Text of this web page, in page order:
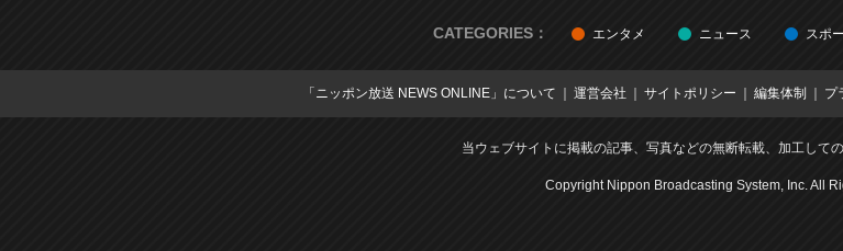
CATEGORIES： エンタメ ニュース スポ
「ニッポン放送 NEWS ONLINE」について 運営会社 サイトポリシー 編集体制 プ
当ウェブサイトに掲載の記事、写真などの無断転載、加工して
Copyright Nippon Broadcasting System, Inc. All